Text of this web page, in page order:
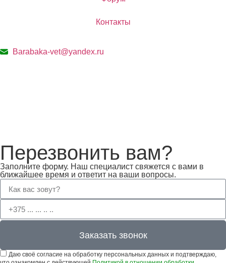
Контакты
Barabaka-vet@yandex.ru
Перезвонить вам?
Заполните форму. Наш специалист свяжется с вами в
ближайшее время и ответит на ваши вопросы.
Даю своё согласие на обработку персональных данных и подтверждаю,
Заказать звонок